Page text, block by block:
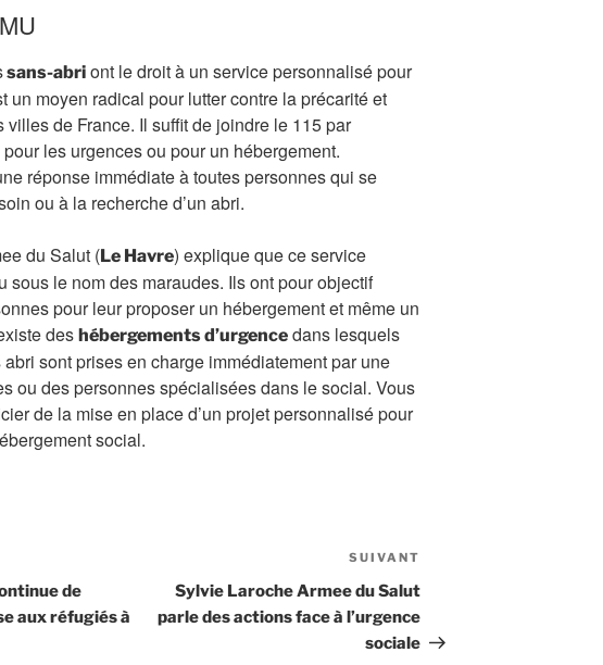
sans-abri ont le droit à un service personnalisé pour
un moyen radical pour lutter contre la précarité et
villes de France. Il suffit de joindre le 115 par
les urgences ou pour un hébergement.
réponse immédiate à toutes personnes qui se
ou à la recherche d’un abri.
du Salut (Le Havre) explique que ce service
sous le nom des maraudes. Ils ont pour objectif
pour leur proposer un hébergement et même un
des hébergements d’urgence dans lesquels
sont prises en charge immédiatement par une
ou des personnes spécialisées dans le social. Vous
de la mise en place d’un projet personnalisé pour
social.
de
aux réfugiés à
suivant
SUIVANT
Sylvie Laroche Armee du Salut
parle des actions face à l’urgence
sociale